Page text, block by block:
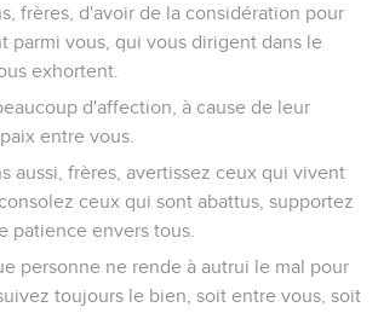
Copyright © 1992, 1999 by Biblica, Inc.® Used by
All rights reserved worldwide.
1
disponibles en vidéo pour le moment.